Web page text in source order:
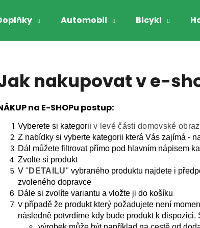
Automobil Bicykl
nakupovat v e-
na E-SHOPu postup:
Vyberete si kategorii v levé části domovské
Z nabídky si vyberte kategorii která Vás zajímá -
Dál můžete filtrovat přímo pod hlavním nápisem
Zvolte si produkt
V " DETAILU" vybraného produktu najdete i
zvoleného dopravce
Dále si zvolíte variantu a vložte ji do košíku
Vpřípadě že produkt který požadujete není
následně potvrdíme kdy bude produkt k
Doporučujeme
GARIBALDI VYHŘÍVANÉ RUKAVICE NA